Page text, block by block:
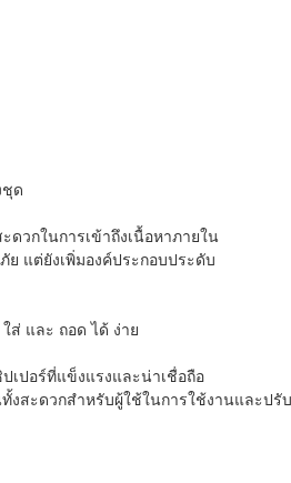
ด
ดวกในการเข้าถึงเนื้อหาภายใน
ย แต่ยังเพิ่มองค์ประกอบประดับ
ส่ และ ถอด ได้ ง่าย
เปอร์ที่แข็งแรงและน่าเชื่อถือ
สะดวกสําหรับผู้ใช้ในการใช้งานและปรั